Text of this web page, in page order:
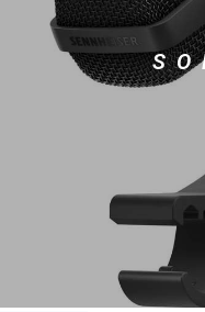
キーボード
管楽器